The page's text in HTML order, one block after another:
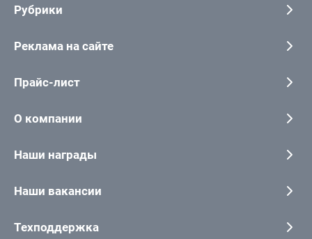
Рубрики
Реклама на сайте
Прайс-лист
О компании
Наши награды
Наши вакансии
Техподдержка